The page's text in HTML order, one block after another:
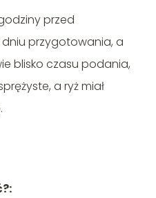
przed
przygotowania, a
blisko czasu podania,
a ryż miał